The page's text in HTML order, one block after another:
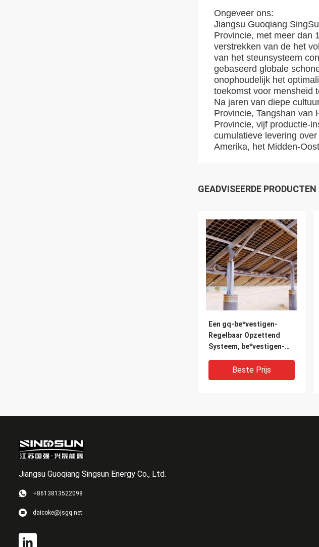
Ongeveer ons:
Jiangsu Guoqiang
Provincie, met meer dan
verstrekken van de het
van het steunsysteem
gebaseerd globale
onophoudelijk het
toekomst voor mensheid
Na jaren van diepe
Provincie, Tangshan van
Provincie, vijf productie-
cumulatieve levering
Amerika, het Midden-
GEADVISEERDE PRODUCTEN
Een gq-be*vestigen-
Regelbaar Opzettend
Systeem, be*vestigen-
PV Steun, Systeemleven:
>25 jaren
Beste Prijs
Jiangsu Guoqiang Singsun Energy Co., Ltd.
+8613813522098
daicoke@jsgq.net